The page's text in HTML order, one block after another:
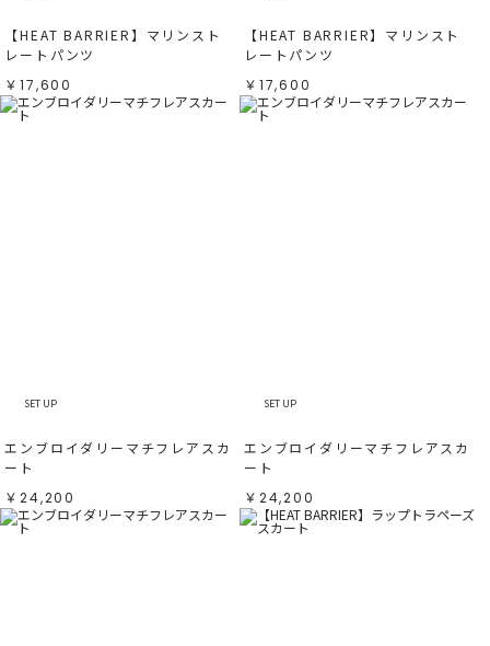
【HEAT BARRIER】マリンスト
レートパンツ
￥17,600
【HEAT BARRIER】マリンスト
レートパンツ
￥17,600
SET UP
エンブロイダリーマチフレアスカ
ート
￥24,200
SET UP
エンブロイダリーマチフレアスカ
ート
￥24,200